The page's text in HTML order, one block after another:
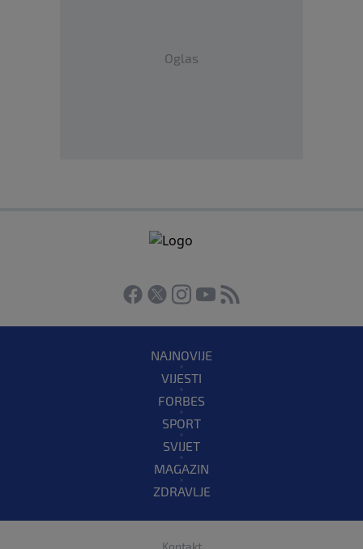
Oglas
NAJNOVIJE
VIJESTI
FORBES
SPORT
SVIJET
MAGAZIN
ZDRAVLJE
Kontakt